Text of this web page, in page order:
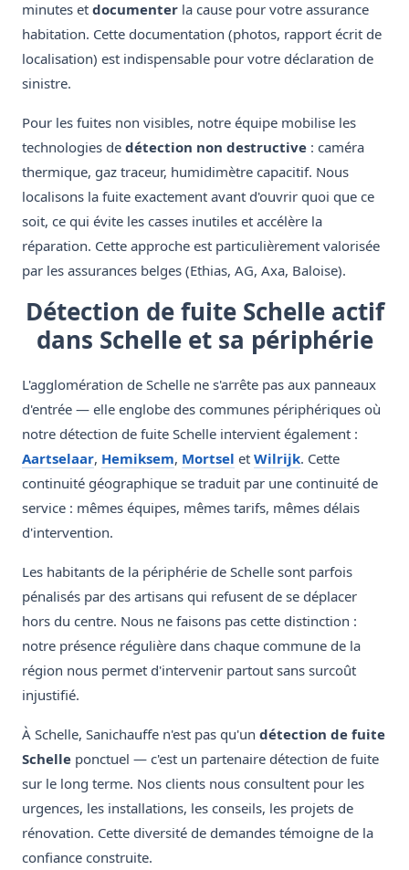
minutes et documenter la cause pour votre assurance
habitation. Cette documentation (photos, rapport écrit de
localisation) est indispensable pour votre déclaration de
sinistre.
Pour les fuites non visibles, notre équipe mobilise les
technologies de détection non destructive : caméra
thermique, gaz traceur, humidimètre capacitif. Nous
localisons la fuite exactement avant d'ouvrir quoi que ce
soit, ce qui évite les casses inutiles et accélère la
réparation. Cette approche est particulièrement valorisée
par les assurances belges (Ethias, AG, Axa, Baloise).
Détection de fuite Schelle actif
dans Schelle et sa périphérie
L'agglomération de Schelle ne s'arrête pas aux panneaux
d'entrée — elle englobe des communes périphériques où
notre détection de fuite Schelle intervient également :
Aartselaar, Hemiksem, Mortsel et Wilrijk. Cette
continuité géographique se traduit par une continuité de
service : mêmes équipes, mêmes tarifs, mêmes délais
d'intervention.
Les habitants de la périphérie de Schelle sont parfois
pénalisés par des artisans qui refusent de se déplacer
hors du centre. Nous ne faisons pas cette distinction :
notre présence régulière dans chaque commune de la
région nous permet d'intervenir partout sans surcoût
injustifié.
À Schelle, Sanichauffe n'est pas qu'un détection de fuite
Schelle ponctuel — c'est un partenaire détection de fuite
sur le long terme. Nos clients nous consultent pour les
urgences, les installations, les conseils, les projets de
rénovation. Cette diversité de demandes témoigne de la
confiance construite.